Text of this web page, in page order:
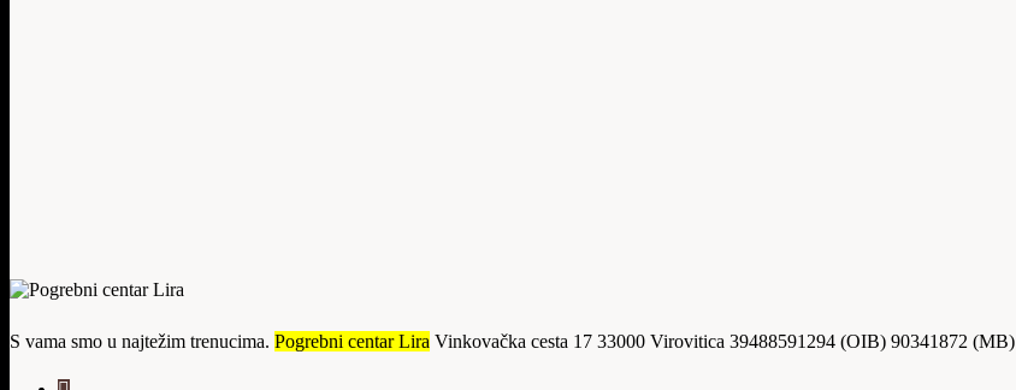
S vama smo u najtežim trenucima. Pogrebni centar Lira Vinkovačka cesta 17 33000 Virovitica 39488591294 (OIB) 90341872 (MB)